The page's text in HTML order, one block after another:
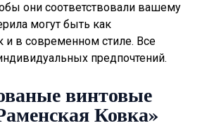
они соответствовали вашему
могут быть как
и в современном стиле. Все
предпочтений.
винтовые
Ковка»